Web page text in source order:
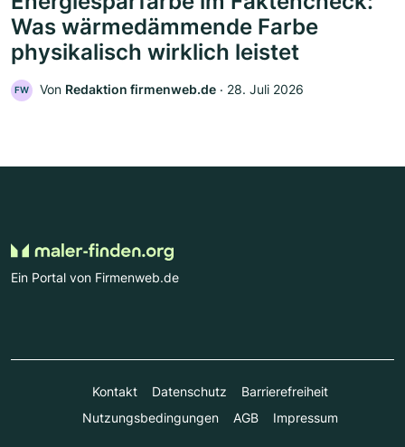
Was wärmedämmende Farbe
physikalisch wirklich leistet
FW Von Redaktion firmenweb.de ‧ 28. Juli 2026
Ein Portal von Firmenweb.de
Kontakt Datenschutz
Barrierefreiheit
Nutzungsbedingungen
AGB Impressum